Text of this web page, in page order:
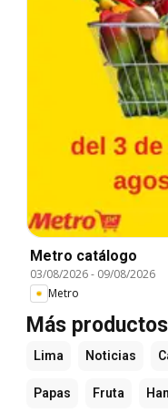
Metro catálogo
03/08/2026- 09/08/2026
Metro
Más
Lima Noticias
Papas Fruta